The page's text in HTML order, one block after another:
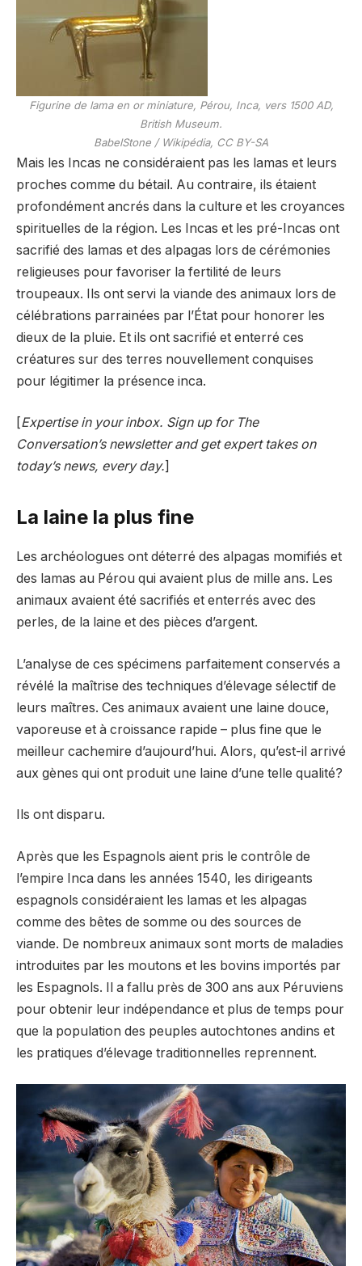
Figurine de lama en or miniature, Pérou, Inca, vers 1500 AD,
British Museum.
BabelStone / Wikipédia, CC BY-SA
Mais les Incas ne considéraient pas les lamas et leurs
proches comme du bétail. Au contraire, ils étaient
profondément ancrés dans la culture et les croyances
spirituelles de la région. Les Incas et les pré-Incas ont
sacrifié des lamas et des alpagas lors de cérémonies
religieuses pour favoriser la fertilité de leurs
troupeaux. Ils ont servi la viande des animaux lors de
célébrations parrainées par l’État pour honorer les
dieux de la pluie. Et ils ont sacrifié et enterré ces
créatures sur des terres nouvellement conquises
pour légitimer la présence inca.
[Expertise in your inbox. Sign up for The
Conversation’s newsletter and get expert takes on
today’s news, every day.]
La laine la plus fine
Les archéologues ont déterré des alpagas momifiés et
des lamas au Pérou qui avaient plus de mille ans. Les
animaux avaient été sacrifiés et enterrés avec des
perles, de la laine et des pièces d’argent.
L’analyse de ces spécimens parfaitement conservés a
révélé la maîtrise des techniques d’élevage sélectif de
leurs maîtres. Ces animaux avaient une laine douce,
vaporeuse et à croissance rapide – plus fine que le
meilleur cachemire d’aujourd’hui. Alors, qu’est-il arrivé
aux gènes qui ont produit une laine d’une telle qualité?
Ils ont disparu.
Après que les Espagnols aient pris le contrôle de
l’empire Inca dans les années 1540, les dirigeants
espagnols considéraient les lamas et les alpagas
comme des bêtes de somme ou des sources de
viande. De nombreux animaux sont morts de maladies
introduites par les moutons et les bovins importés par
les Espagnols. Il a fallu près de 300 ans aux Péruviens
pour obtenir leur indépendance et plus de temps pour
que la population des peuples autochtones andins et
les pratiques d’élevage traditionnelles reprennent.